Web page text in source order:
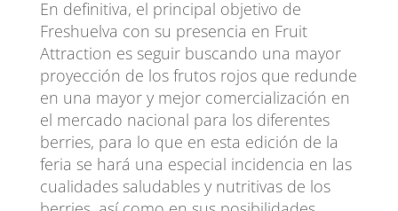
En definitiva, el principal objetivo de
Freshuelva con su presencia en Fruit
Attraction es seguir buscando una mayor
proyección de los frutos rojos que redunde
en una mayor y mejor comercialización en
el mercado nacional para los diferentes
berries, para lo que en esta edición de la
feria se hará una especial incidencia en las
cualidades saludables y nutritivas de los